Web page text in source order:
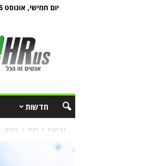
יום חמישי, אוגוסט 6, 2026
חדשות
דף הבית דעות בלוגים